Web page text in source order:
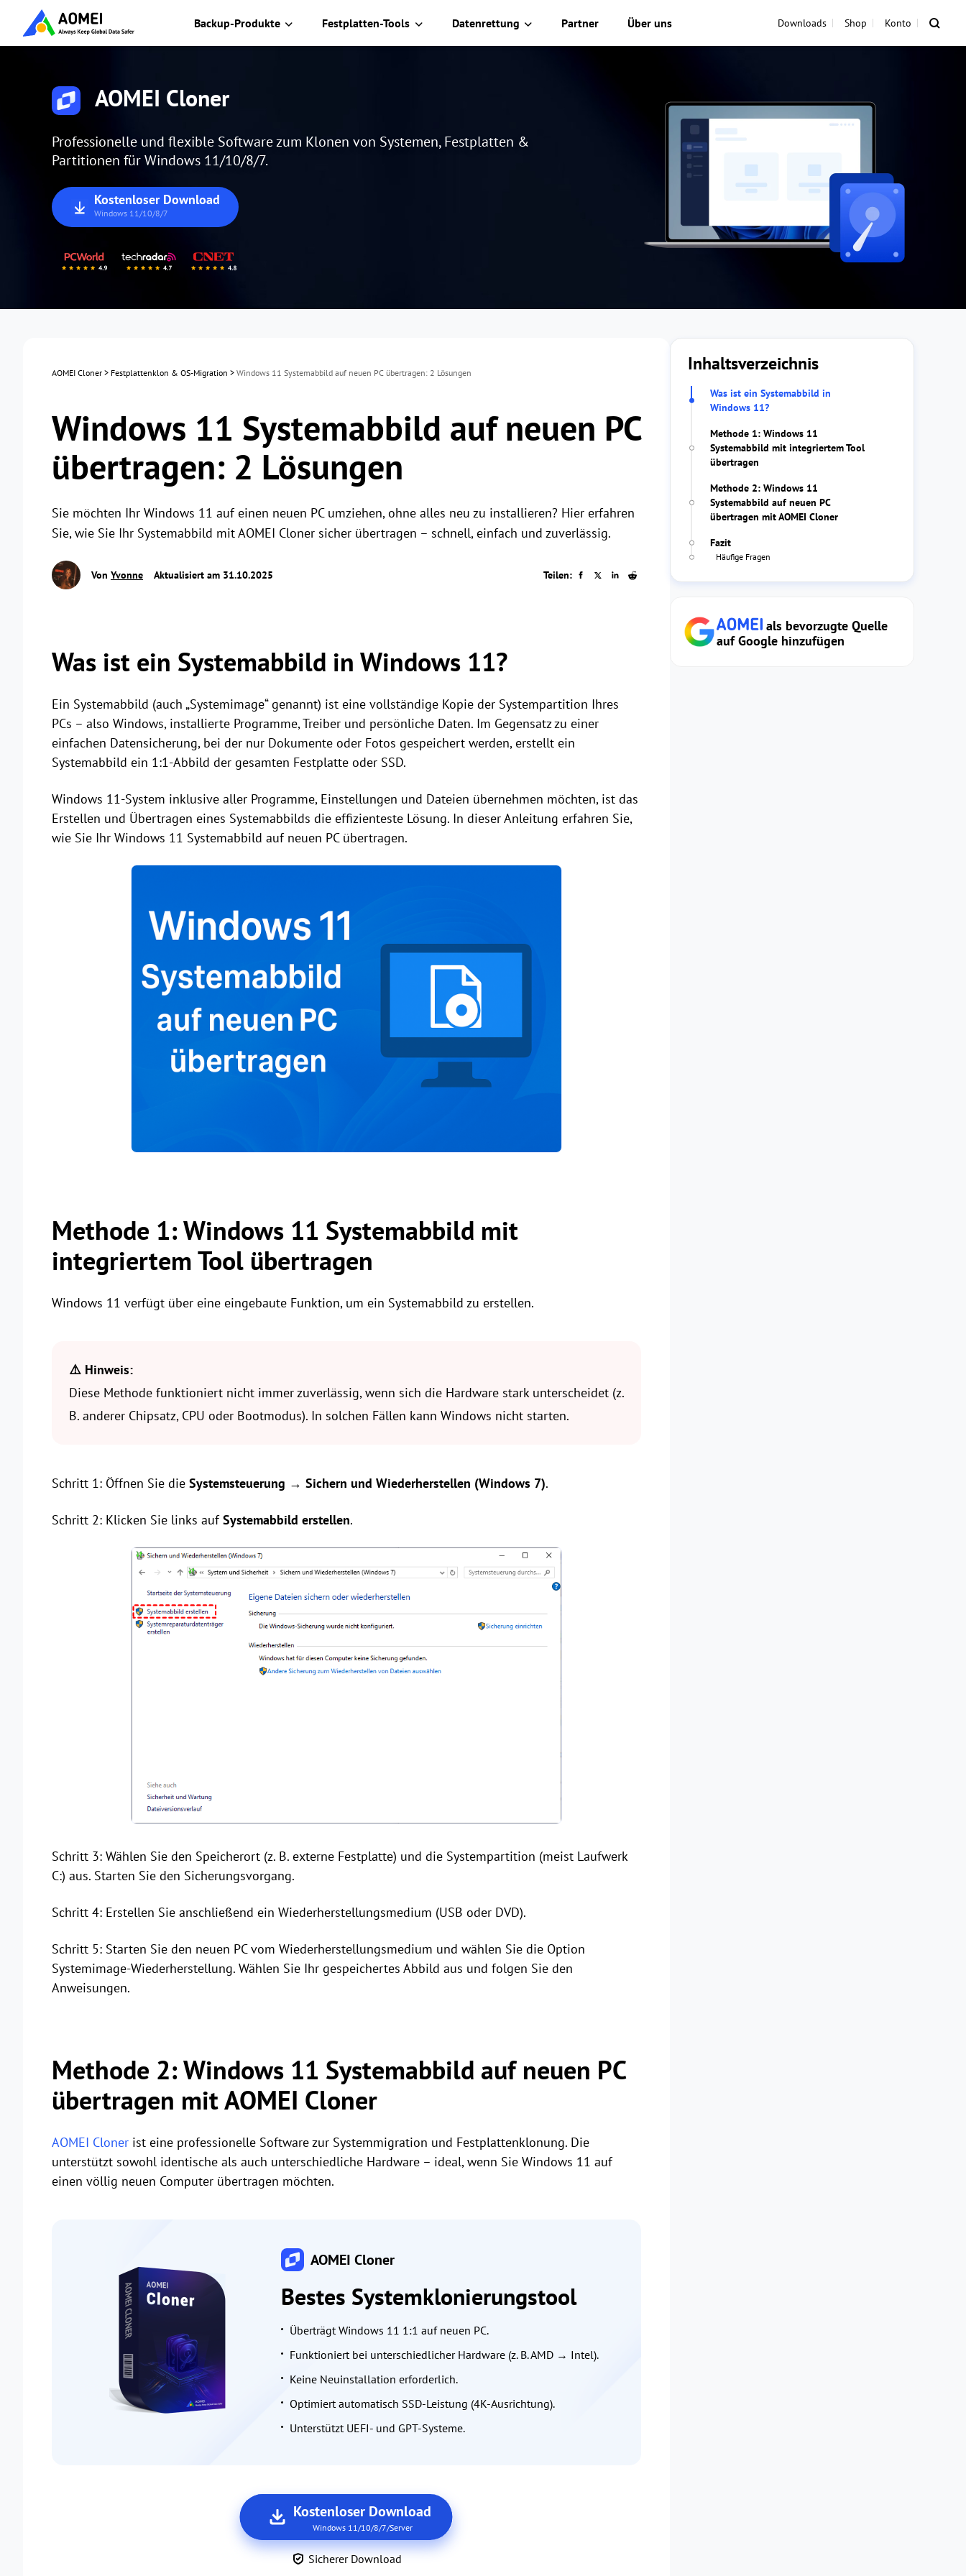
Backup-Produkte Festplatten-Tools Datenrettung Partner Über uns Downloads Shop Konto
AOMEI Cloner
Professionelle und flexible Software zum Klonen von Systemen, Festplatten &
Partitionen für Windows 11/10/8/7.
Kostenloser Download
Windows 11/10/8/7
AOMEI Cloner > Festplattenklon & OS-Migration > Windows 11 Systemabbild auf neuen PC übertragen: 2 Lösungen
Windows 11 Systemabbild auf neuen PC
übertragen: 2 Lösungen
Sie möchten Ihr Windows 11 auf einen neuen PC umziehen, ohne alles neu zu installieren? Hier erfahren
Sie, wie Sie Ihr Systemabbild mit AOMEI Cloner sicher übertragen – schnell, einfach und zuverlässig.
Von Yvonne Aktualisiert am 31.10.2025 Teilen:
Was ist ein Systemabbild in Windows 11?
Ein Systemabbild (auch „Systemimage“ genannt) ist eine vollständige Kopie der Systempartition Ihres
PCs – also Windows, installierte Programme, Treiber und persönliche Daten. Im Gegensatz zu einer
einfachen Datensicherung, bei der nur Dokumente oder Fotos gespeichert werden, erstellt ein
Systemabbild ein 1:1-Abbild der gesamten Festplatte oder SSD.
Windows 11-System inklusive aller Programme, Einstellungen und Dateien übernehmen möchten, ist das
Erstellen und Übertragen eines Systemabbilds die effizienteste Lösung. In dieser Anleitung erfahren Sie,
wie Sie Ihr Windows 11 Systemabbild auf neuen PC übertragen.
Methode 1: Windows 11 Systemabbild mit
integriertem Tool übertragen
Windows 11 verfügt über eine eingebaute Funktion, um ein Systemabbild zu erstellen.
⚠️ Hinweis:
Diese Methode funktioniert nicht immer zuverlässig, wenn sich die Hardware stark unterscheidet (z.
B. anderer Chipsatz, CPU oder Bootmodus). In solchen Fällen kann Windows nicht starten.
Schritt 1: Öffnen Sie die Systemsteuerung → Sichern und Wiederherstellen (Windows 7).
Schritt 2: Klicken Sie links aufSystemabbild erstellen.
Schritt 3: Wählen Sie den Speicherort (z. B. externe Festplatte) und die Systempartition (meist Laufwerk
C:) aus. Starten Sie den Sicherungsvorgang.
Schritt 4: Erstellen Sie anschließend ein Wiederherstellungsmedium (USB oder DVD).
Schritt 5: Starten Sie den neuen PC vom Wiederherstellungsmedium und wählen Sie die Option
Systemimage-Wiederherstellung. Wählen Sie Ihr gespeichertes Abbild aus und folgen Sie den
Anweisungen.
Methode 2: Windows 11 Systemabbild auf neuen PC
übertragen mit AOMEI Cloner
AOMEI Cloner ist eine professionelle Software zur Systemmigration und Festplattenklonung. Die
unterstützt sowohl identische als auch unterschiedliche Hardware – ideal, wenn Sie Windows 11 auf
einen völlig neuen Computer übertragen möchten.
AOMEI Cloner
Bestes Systemklonierungstool
Überträgt Windows 11 1:1 auf neuen PC.
Funktioniert bei unterschiedlicher Hardware (z. B. AMD → Intel).
Keine Neuinstallation erforderlich.
Optimiert automatisch SSD-Leistung (4K-Ausrichtung).
Unterstützt UEFI- und GPT-Systeme.
Kostenloser Download
Windows 11/10/8/7/Server
Sicherer Download
Inhaltsverzeichnis
Was ist ein Systemabbild in
Windows 11?
Methode 1: Windows 11
Systemabbild mit integriertem Tool
übertragen
Methode 2: Windows 11
Systemabbild auf neuen PC
übertragen mit AOMEI Cloner
Fazit
Häufige Fragen
als bevorzugte Quelle
auf Google hinzufügen